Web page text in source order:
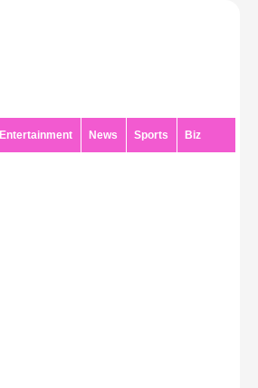
Entertainment News Sports Biz